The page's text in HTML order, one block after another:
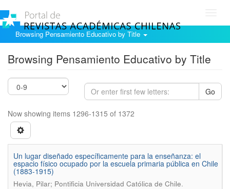
Browsing Pensamiento Educativo by Title
Browsing Pensamiento Educativo by Title
Go
Now showing items 1296-1315 of 1372
Un lugar diseñado específicamente para la enseñanza: el
espacio físico ocupado por la escuela primaria pública en Chile
(1883-1915)
Hevia, Pilar; Pontificia Universidad Católica de Chile.